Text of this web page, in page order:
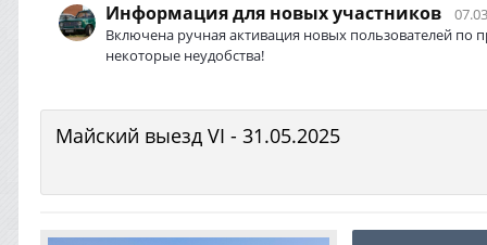
Информация для новых участников
Включена ручная активация новых пользователей
некоторые неудобства!
Майский выезд VI - 31.05.2025